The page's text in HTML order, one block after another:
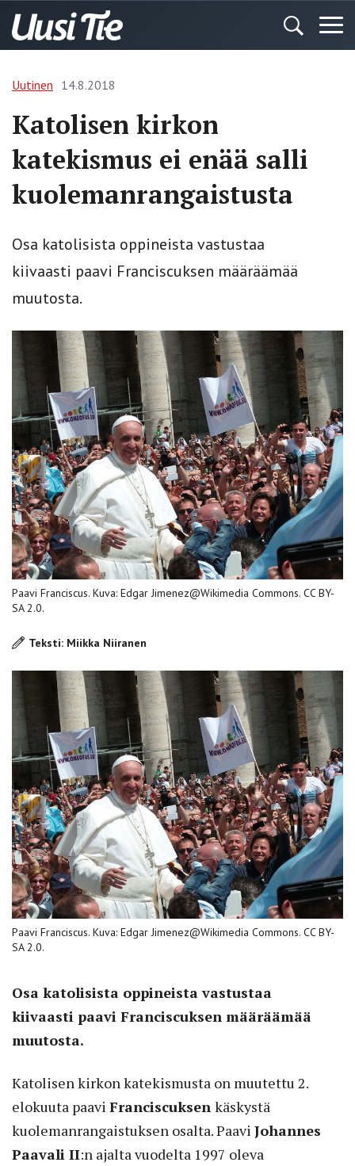
Uutinen 14.8.2018
Katolisen kirkon
katekismus ei enää salli
kuolemanrangaistusta
Osa katolisista oppineista vastustaa
kiivaasti paavi Franciscuksen määräämää
muutosta.
Paavi Franciscus. Kuva: Edgar Jimenez@Wikimedia Commons. CC BY-
SA 2.0.
Teksti: Miikka Niiranen
Paavi Franciscus. Kuva: Edgar Jimenez@Wikimedia Commons. CC BY-
SA 2.0.
Osa katolisista oppineista vastustaa
kiivaasti paavi Franciscuksen määräämää
muutosta.
Katolisen kirkon katekismusta on muutettu 2.
elokuuta paavi Franciscuksen käskystä
kuolemanrangaistuksen osalta. Paavi Johannes
Paavali II:n ajalta vuodelta 1997 oleva